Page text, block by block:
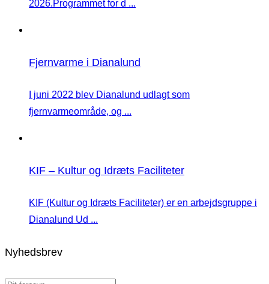
2026.Programmet for d ...
Fjernvarme i Dianalund
I juni 2022 blev Dianalund udlagt som
fjernvarmeområde, og ...
KIF – Kultur og Idræts Faciliteter
KIF (Kultur og Idræts Faciliteter) er en arbejdsgruppe i
Dianalund Ud ...
Nyhedsbrev